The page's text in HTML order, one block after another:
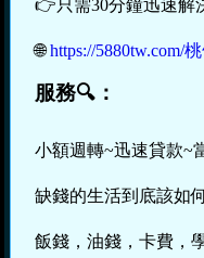
👉只需30分鐘迅速解
🌐https://5880tw.com/
服務🔍：
小額週轉~迅速貸款~
缺錢的生活到底該如何
飯錢，油錢，卡費，